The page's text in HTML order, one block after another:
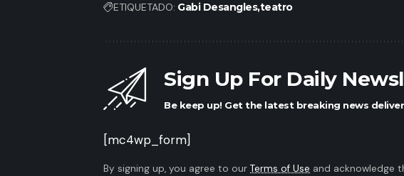
ETIQUETADO: Gabi Desanglesteatro
Sign Up For Daily
Be keep up! Get the latest breaking news
[mc4wp_form]
By signing up, you agree to our Terms of Use and acknowledge